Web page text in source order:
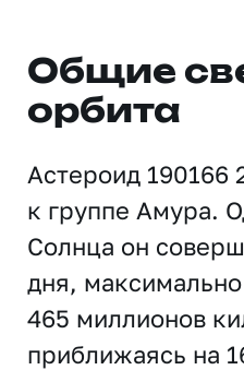
Общие
орбита
Астероид 190166
к группе Амура.
Солнца он
дня, максимально
465 миллионов
приближаясь на